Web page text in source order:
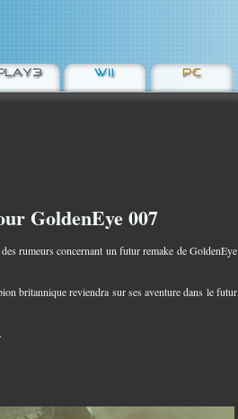
GoldenEye 007
rumeurs concernant un futur remake de GoldenEye
britannique reviendra sur ses aventure dans le futur